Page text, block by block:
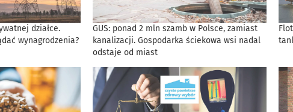
działce.
wynagrodzenia?
GUS: ponad 2 mln szamb w Polsce, zamiast
kanalizacji. Gospodarka ściekowa wsi nadal
odstaje od miast